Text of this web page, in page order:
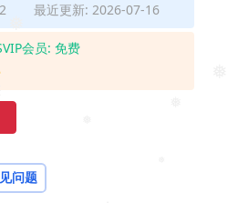
❅
最近更新: 2026-07-16
会员: 免费
问题